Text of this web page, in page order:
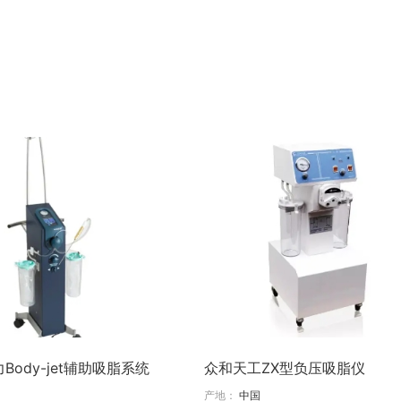
Body-jet辅助吸脂系统 众和天工ZX型负压吸脂仪
产地： 中国